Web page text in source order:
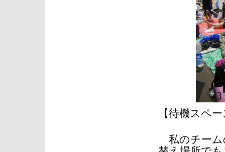
【待機スペ
私のチーム